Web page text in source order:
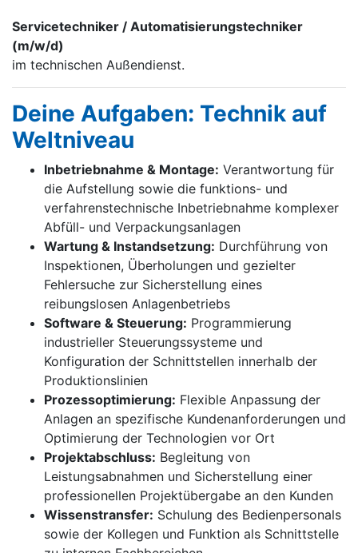
Servicetechniker / Automatisierungstechniker
(m/w/d)
im technischen Außendienst.
Deine Aufgaben: Technik auf
Weltniveau
Inbetriebnahme & Montage: Verantwortung für
die Aufstellung sowie die funktions- und
verfahrenstechnische Inbetriebnahme komplexer
Abfüll- und Verpackungsanlagen
Wartung & Instandsetzung: Durchführung von
Inspektionen, Überholungen und gezielter
Fehlersuche zur Sicherstellung eines
reibungslosen Anlagenbetriebs
Software & Steuerung: Programmierung
industrieller Steuerungssysteme und
Konfiguration der Schnittstellen innerhalb der
Produktionslinien
Prozessoptimierung: Flexible Anpassung der
Anlagen an spezifische Kundenanforderungen und
Optimierung der Technologien vor Ort
Projektabschluss: Begleitung von
Leistungsabnahmen und Sicherstellung einer
professionellen Projektübergabe an den Kunden
Wissenstransfer: Schulung des Bedienpersonals
sowie der Kollegen und Funktion als Schnittstelle